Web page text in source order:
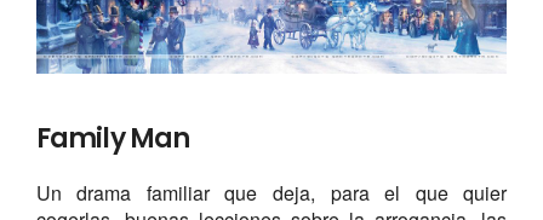
Family Man
Un drama familiar que deja, para el que quier